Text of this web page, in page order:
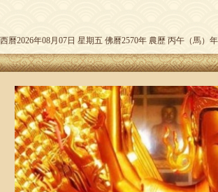
西曆2026年08月07日 星期五 佛曆2570年 農歷 丙午（馬）